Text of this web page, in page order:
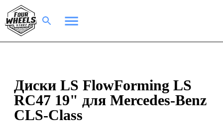
Диски LS FlowForming LS
RC47 19" для Mercedes-Benz
CLS-Class